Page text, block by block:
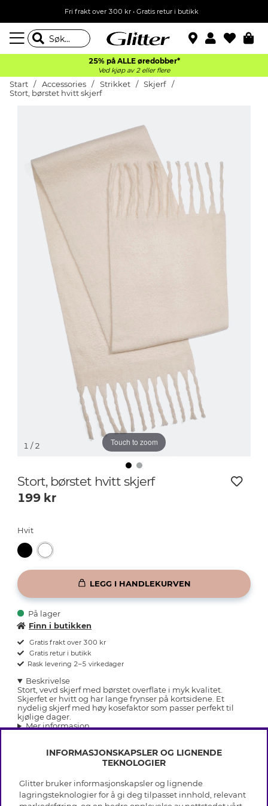
Fri frakt over 300 kr • Gratis retur i butikk
25% på ALLE øredobber*
Ved kjøp av 2 eller flere
Start Accessories Strikket
Skjerf
Stort, børstet hvitt skjerf
Touch to zoom
1 / 2
Stort, børstet hvitt skjerf
199 kr
Hvit
LEGG I HANDLEKURVEN
På lager
Finn i butikken
Gratis frakt over 300 kr
Gratis retur i butikk
Rask levering 2–5 virkedager
Beskrivelse
Stort, vevd skjerf med børstet overflate i myk kvalitet.
Skjerfet er hvitt og har lange frynser på kortsidene. Et
nydelig skjerf med høy kosefaktor som passer perfekt til
kjølige dager.
Mer informasjon
INFO
INFORMASJONSKAPSLER OG LIGNENDE
TEKNOLOGIER
Glitter bruker informasjonskapsler og lignende
lagringsteknologier for å gi deg tilpasset innhold, relevant